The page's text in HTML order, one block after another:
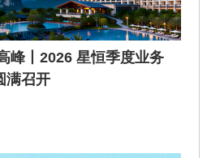
峰丨2026 星恒季度业务
满召开